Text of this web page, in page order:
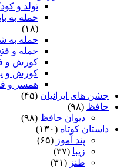
تولد و
حمله به
(۱۸)
حمله
حمله و
کورش و
کورش و
همسر و
جشن های ایرانیان (۴۵)
حافظ (۹۸)
دیوان حافظ (۹۸)
داستان کوتاه (۱۳۰)
پند آموز (۶۵)
زیبا (۳۷)
طنز (۳۱)